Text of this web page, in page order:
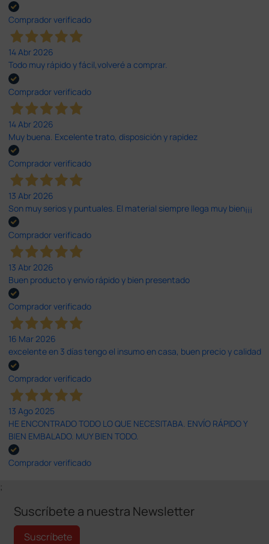
Comprador verificado
14 Abr 2026
Todo muy rápido y fácil,volveré a comprar.
Comprador verificado
14 Abr 2026
Muy buena. Excelente trato, disposición y rapidez
Comprador verificado
13 Abr 2026
Son muy serios y puntuales. El material siempre llega muy bien¡¡¡
Comprador verificado
13 Abr 2026
Buen producto y envío rápido y bien presentado
Comprador verificado
16 Mar 2026
excelente en 3 días tengo el insumo en casa, buen precio y calidad
Comprador verificado
13 Ago 2025
HE ENCONTRADO TODO LO QUE NECESITABA. ENVÍO RÁPIDO Y
BIEN EMBALADO. MUY BIEN TODO.
Comprador verificado
;
Suscríbete a nuestra Newsletter
Suscríbete